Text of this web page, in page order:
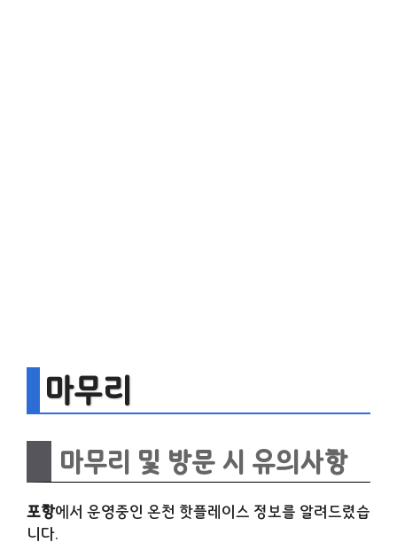
마무리
마무리 및 방문 시 유의사항
포항에서 운영중인 온천 핫플레이스 정보를 알려드렸습
니다.